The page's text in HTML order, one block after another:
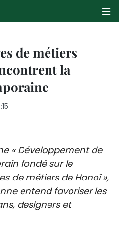
D'ACCUEIL
de métiers
la
« Développement de
fondé sur le
de métiers de Hanoï »,
entend favoriser les
designers et